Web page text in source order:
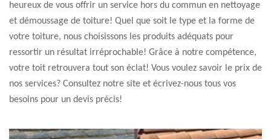
heureux de vous offrir un service hors du commun en nettoyage
et démoussage de toiture! Quel que soit le type et la forme de
votre toiture, nous choisissons les produits adéquats pour
ressortir un résultat irréprochable! Grâce à notre compétence,
votre toit retrouvera tout son éclat! Vous voulez savoir le prix de
nos services? Consultez notre site et écrivez-nous tous vos
besoins pour un devis précis!